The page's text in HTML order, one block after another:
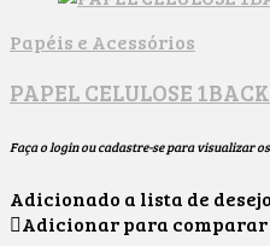
Papéis e Acessórios
PAPEL CELULOSE 1BACK
Faça o login ou cadastre-se para visualizar
Adicionado a lista de
Adicionar para comparar